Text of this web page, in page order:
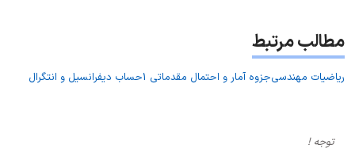
مطالب مرتبط
ریاضیات مهندسیجزوه آمار و احتمال مقدماتی 1 حساب دیفرانسیل و انتگرال
توجه !